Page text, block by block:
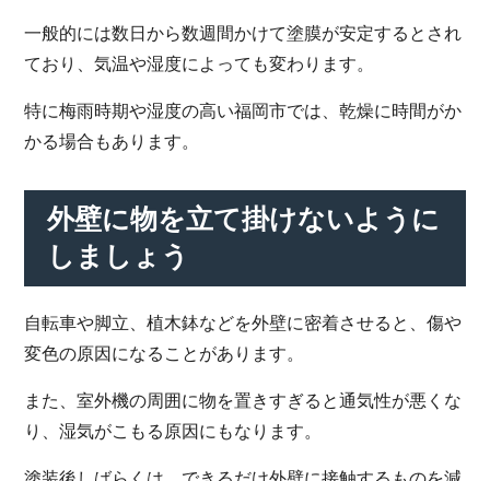
一般的には数日から数週間かけて塗膜が安定するとされ
ており、気温や湿度によっても変わります。
特に梅雨時期や湿度の高い福岡市では、乾燥に時間がか
かる場合もあります。
外壁に物を立て掛けないように
しましょう
自転車や脚立、植木鉢などを外壁に密着させると、傷や
変色の原因になることがあります。
また、室外機の周囲に物を置きすぎると通気性が悪くな
り、湿気がこもる原因にもなります。